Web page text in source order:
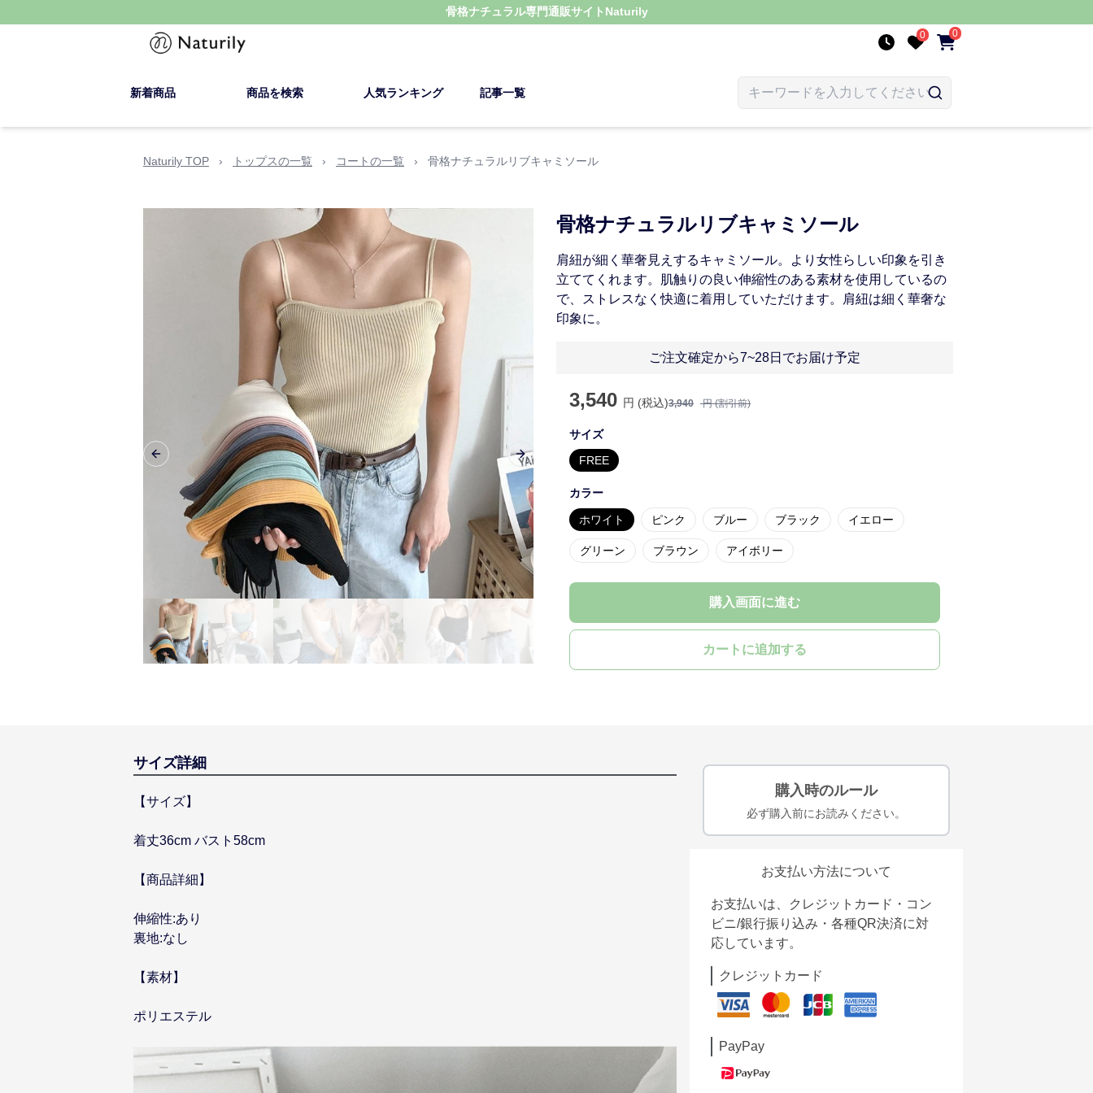
骨格ナチュラル専門通販サイト Naturily
0 0
新着商品 商品を検索 人気ランキング 記事一覧
Naturily TOP › トップスの一覧 › コートの一覧 › 骨格ナチュラルリブキャミソール
Previous slide Next slide
骨格ナチュラルリブキャミソール
肩紐が細く華奢見えするキャミソール。より女性らしい印象を引き
立ててくれます。肌触りの良い伸縮性のある素材を使用しているの
で、ストレスなく快適に着用していただけます。肩紐は細く華奢な
印象に。
ご注文確定から7~28日でお届け予定
3,540 円 (税込)3,940 円 (割引前)
サイズ
FREE
カラー
ホワイト ピンク ブルー ブラック イエロー
グリーン ブラウン アイボリー
購入画面に進む
カートに追加する
サイズ詳細
【サイズ】
着丈36cm バスト58cm
【商品詳細】
伸縮性:あり
裏地:なし
【素材】
ポリエステル
購入時のルール
必ず購入前にお読みください。
お支払い方法について
お支払いは、クレジットカード・コン
ビニ/銀行振り込み・各種QR決済に対
応しています。
クレジットカード
PayPay